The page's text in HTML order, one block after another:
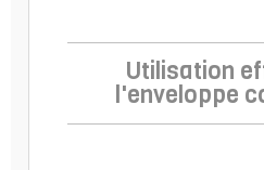
Utilisation
l'enveloppe